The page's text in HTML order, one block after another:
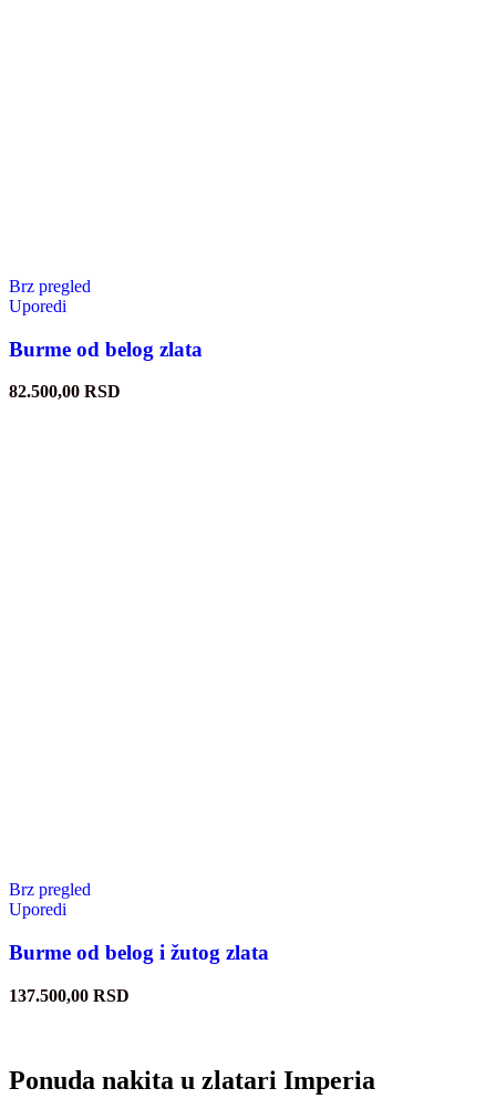
Brz pregled
Uporedi
Burme od belog zlata
82.500,00 RSD
Brz pregled
Uporedi
Burme od belog i žutog zlata
137.500,00 RSD
Ponuda nakita u zlatari Imperia